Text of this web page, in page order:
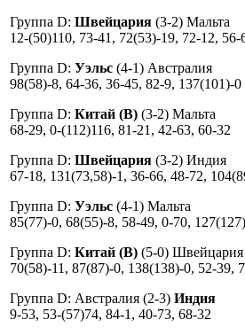
Группа D: Швейцария (3-2) Мальта
12-(50)110, 73-41, 72(53)-19, 72-12, 56-
Группа D: Уэльс (4-1) Австралия
98(58)-8, 64-36, 36-45, 82-9, 137(101)-0
Группа D: Китай (B) (3-2) Мальта
68-29, 0-(112)116, 81-21, 42-63, 60-32
Группа D: Швейцария (3-2) Индия
67-18, 131(73,58)-1, 36-66, 48-72,
Группа D: Уэльс (4-1) Мальта
85(77)-0, 68(55)-8, 58-49, 0-70,
Группа D: Китай (B) (5-0) Швейцария
70(58)-11, 87(87)-0, 138(138)-0, 52-39,
Группа D: Австралия (2-3) Индия
9-53, 53-(57)74, 84-1, 40-73, 68-32